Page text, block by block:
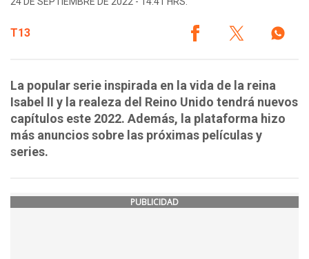
T13
La popular serie inspirada en la vida de la reina
Isabel II y la realeza del Reino Unido tendrá nuevos
capítulos este 2022. Además, la plataforma hizo
más anuncios sobre las próximas películas y
series.
PUBLICIDAD